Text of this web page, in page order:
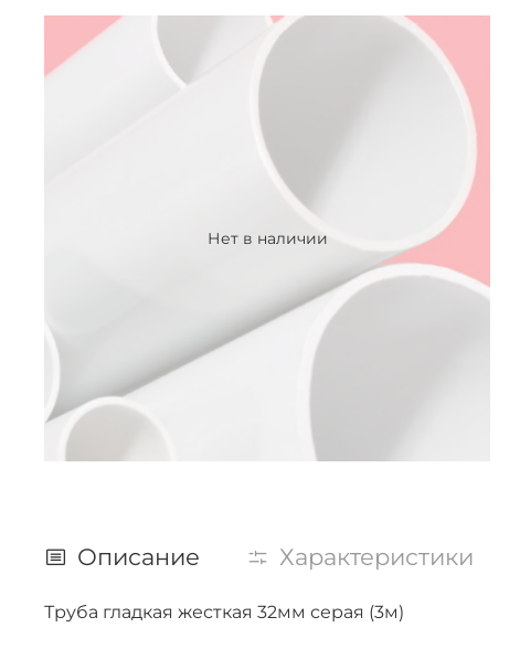
Нет в наличии
Описание Характеристики
Труба гладкая жесткая 32мм серая (3м)